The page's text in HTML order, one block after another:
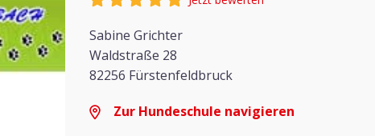
Sabine Grichter
Waldstraße 28
82256 Fürstenfeldbruck
Zur Hundeschule navigieren